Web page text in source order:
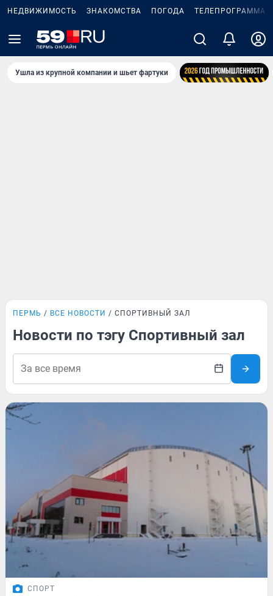
НЕДВИЖИМОСТЬ ЗНАКОМСТВА ПОГОДА ТЕЛЕПРОГРАММА
Ушла из крупной компании и шьет фартуки
ПЕРМЬ ВСЕ НОВОСТИ СПОРТИВНЫЙ ЗАЛ
Новости по тэгу Спортивный зал
СПОРТ